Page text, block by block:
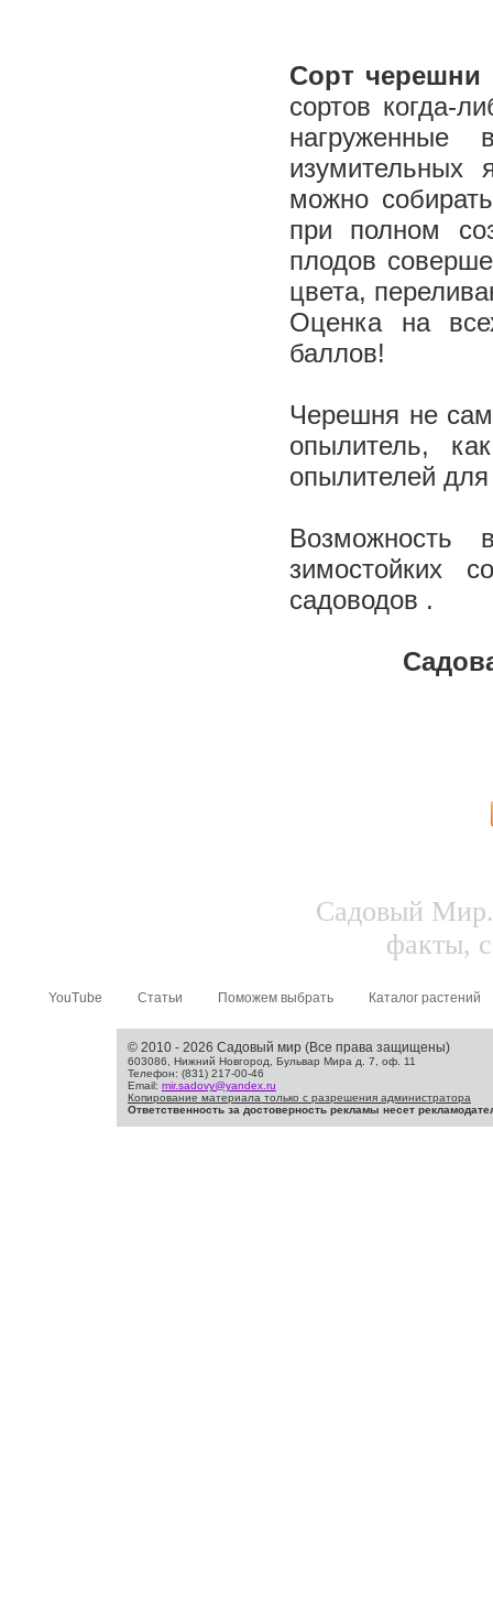
Сорт черешни
сортов когда-
нагруженные
изумительных
можно
при полном
плодов
цвета,
Оценка на
баллов!
Черешня не
опылитель,
опылителей
Возможность
зимостойких
садоводов .
Садовый Мир.
факты,
YouTube Статьи Поможем выбрать Каталог растений
© 2010 - 2026 Садовый мир (Все права защищены)
603086, Нижний Новгород, Бульвар Мира д. 7, оф. 11
Телефон: (831) 217-00-46
Email: mir.sadovy@yandex.ru
Копирование материала только с разрешения администратора
Ответственность за достоверность рекламы несет